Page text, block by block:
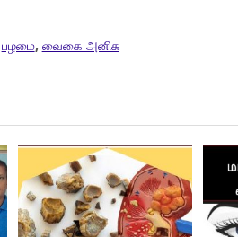
பழமை, வைகை அனிசு